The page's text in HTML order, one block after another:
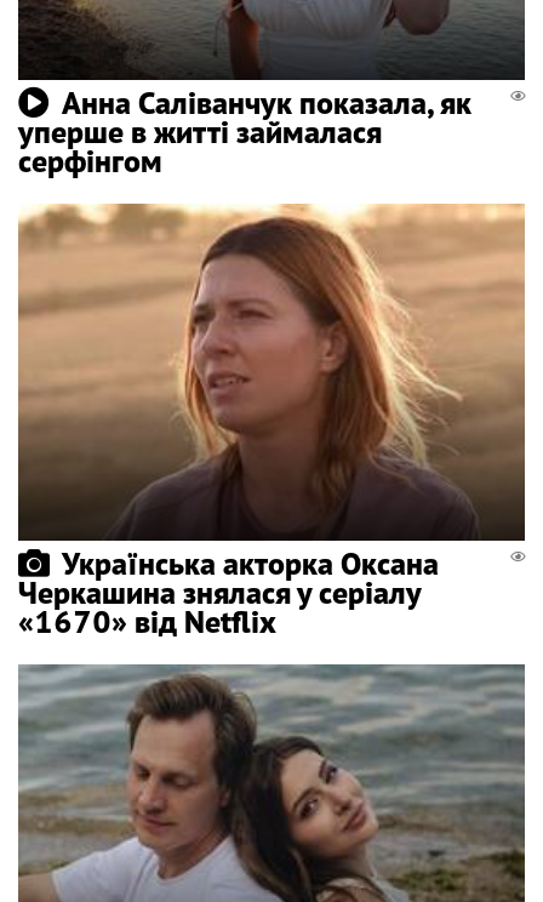
Анна Саліванчук показала, як
уперше в житті займалася
серфінгом
Українська акторка Оксана
Черкашина знялася у серіалу
«1670» від Netflix